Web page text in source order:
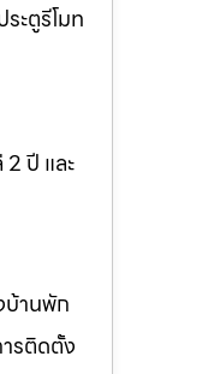
ะตูรีโมท
ปี และ
บ้านพัก
รติดตั้ง